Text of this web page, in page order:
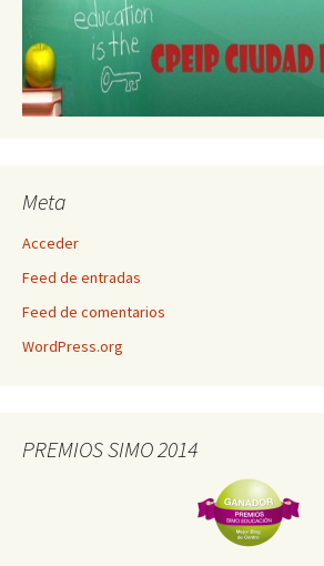
Meta
Acceder
Feed de entradas
Feed de comentarios
WordPress.org
PREMIOS SIMO 2014